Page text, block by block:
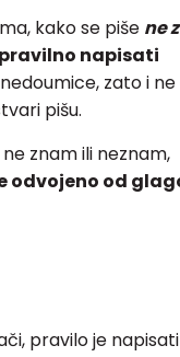
kako se piše ne
pravilno napisati
zato i ne
pišu.
ne znam ili neznam,
odvojeno od
pravilo je napisati